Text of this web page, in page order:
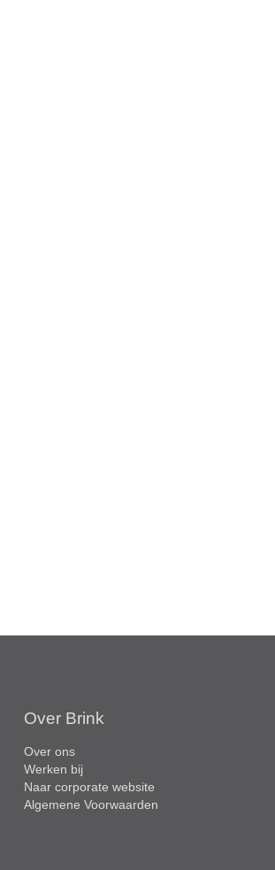
Over Brink
Over ons
Werken bij
Naar corporate website
Algemene Voorwaarden